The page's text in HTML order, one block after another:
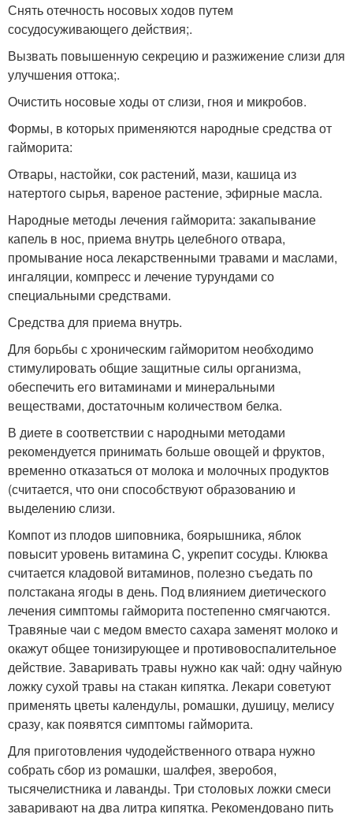
Снять отечность носовых ходов путем
сосудосуживающего действия;.
Вызвать повышенную секрецию и разжижение слизи для
улучшения оттока;.
Очистить носовые ходы от слизи, гноя и микробов.
Формы, в которых применяются народные средства от
гайморита:
Отвары, настойки, сок растений, мази, кашица из
натертого сырья, вареное растение, эфирные масла.
Народные методы лечения гайморита: закапывание
капель в нос, приема внутрь целебного отвара,
промывание носа лекарственными травами и маслами,
ингаляции, компресс и лечение турундами со
специальными средствами.
Средства для приема внутрь.
Для борьбы с хроническим гайморитом необходимо
стимулировать общие защитные силы организма,
обеспечить его витаминами и минеральными
веществами, достаточным количеством белка.
В диете в соответствии с народными методами
рекомендуется принимать больше овощей и фруктов,
временно отказаться от молока и молочных продуктов
(считается, что они способствуют образованию и
выделению слизи.
Компот из плодов шиповника, боярышника, яблок
повысит уровень витамина C, укрепит сосуды. Клюква
считается кладовой витаминов, полезно съедать по
полстакана ягоды в день. Под влиянием диетического
лечения симптомы гайморита постепенно смягчаются.
Травяные чаи с медом вместо сахара заменят молоко и
окажут общее тонизирующее и противовоспалительное
действие. Заваривать травы нужно как чай: одну чайную
ложку сухой травы на стакан кипятка. Лекари советуют
применять цветы календулы, ромашки, душицу, мелису
сразу, как появятся симптомы гайморита.
Для приготовления чудодейственного отвара нужно
собрать сбор из ромашки, шалфея, зверобоя,
тысячелистника и лаванды. Три столовых ложки смеси
заваривают на два литра кипятка. Рекомендовано пить